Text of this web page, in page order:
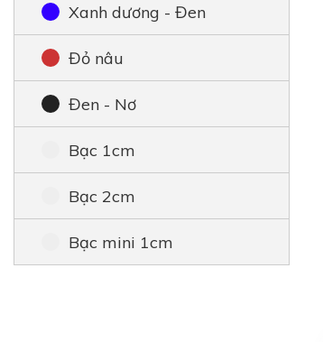
Xanh dương - Đen
Đỏ nâu
Đen - Nơ
Bạc 1cm
Bạc 2cm
Bạc mini 1cm